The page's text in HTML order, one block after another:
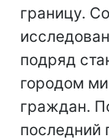
границу.
подряд
городом
граждан.
последний